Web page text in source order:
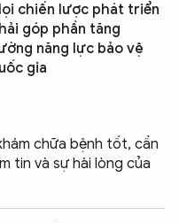
chiến lược phát triển
góp phần tăng
năng lực bảo vệ
gia
chữa bệnh tốt, cần
tin và sự hài lòng của